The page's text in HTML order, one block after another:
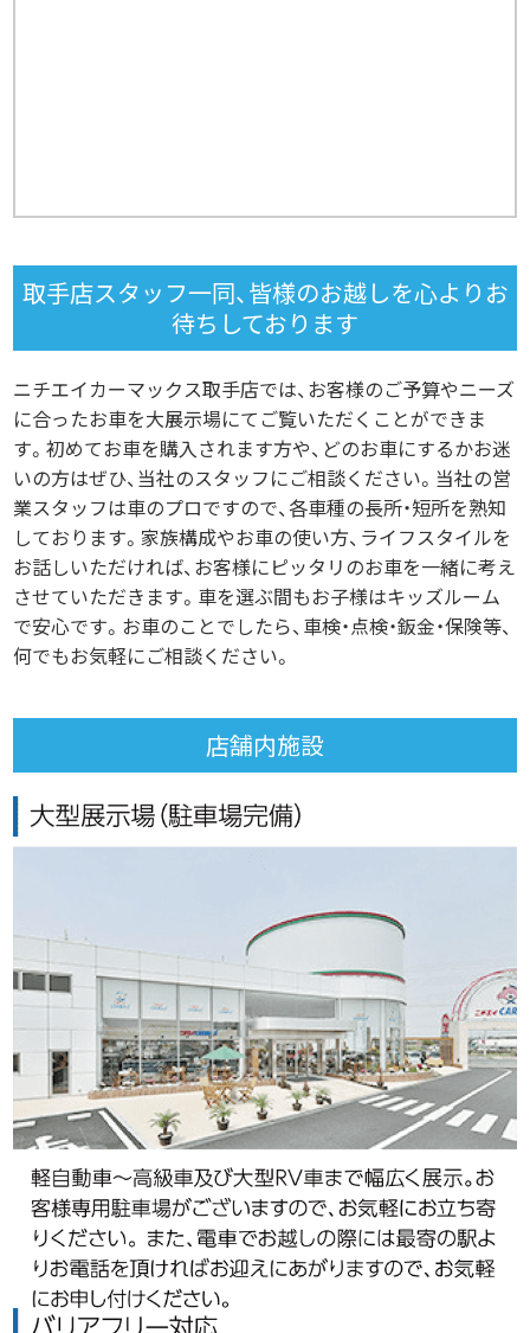
取手店スタッフ一同、皆様のお越しを心よりお
待ちしております
ニチエイカーマックス取手店では、お客様のご予算やニーズ
に合ったお車を大展示場にてご覧いただくことができま
す。初めてお車を購入されます方や、どのお車にするかお迷
いの方はぜひ、当社のスタッフにご相談ください。当社の営
業スタッフは車のプロですので、各車種の長所・短所を熟知
しております。家族構成やお車の使い方、ライフスタイルを
お話しいただければ、お客様にピッタリのお車を一緒に考え
させていただきます。車を選ぶ間もお子様はキッズルーム
で安心です。お車のことでしたら、車検・点検・鈑金・保険等、
何でもお気軽にご相談ください。
店舗内施設